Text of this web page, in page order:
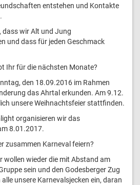
entstehen und Kontakte
dass wir Alt und Jung
und dass für jeden Geschmack
Ihr für die nächsten Monate?
den 18.09.2016 im Rahmen
das Ahrtal erkunden. Am 9.12.
unsere Weihnachtsfeier stattfinden.
organisieren wir das
8.01.2017.
zusammen Karneval feiern?
wollen wieder die mit Abstand am
sein und den Godesberger Zug
unsere Karnevalsjecken ein, daran